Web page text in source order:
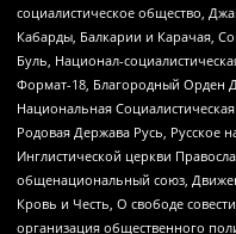
социалистическое общество,
Кабарды, Балкарии и Карачая,
Буль, Национал-
Формат-18, Благородный Орден
Национальная
Родовая Держава Русь, Русское
Инглистической церкви
общенациональный союз,
Кровь и Честь, О свободе
организация общественного